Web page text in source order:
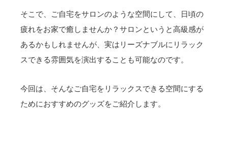
そこで、ご自宅をサロンのような空間にして、日頃の
疲れをお家で癒しませんか？サロンというと高級感が
あるかもしれませんが、実はリーズナブルにリラック
スできる雰囲気を演出することも可能なのです。
今回は、そんなご自宅をリラックスできる空間にする
ためにおすすめのグッズをご紹介します。